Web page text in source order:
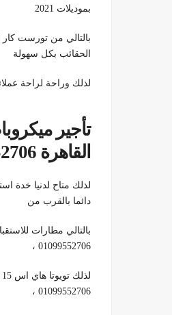
بموديلات 2021
الحقائب بكل سهولة
لذلك وراحة لراحة عملائنا 01121761951 ، كما يتميز بسقف العالي وكراسي طيارة 01099552706
القاهرة 01099552706
دائما بالقرب من
بالتالي مطارات
01099552706 ،
01099552706 ،